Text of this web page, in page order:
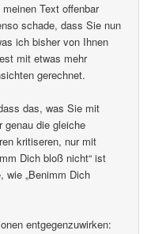
Text offenbar
schade, dass Sie nun
ich bisher von Ihnen
mit etwas mehr
gerechnet.
das, was Sie mit
genau die gleiche
kritiseren, nur mit
Dich bloß nicht“ ist
wie „Benimm Dich
entgegenzuwirken: